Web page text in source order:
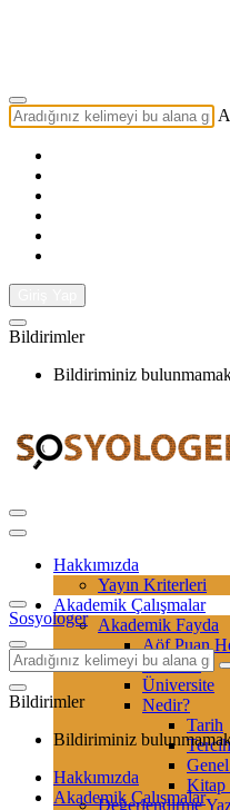
Bildirimler
Bildiriminiz
Hakkımızda
Yayın Kriterleri
Akademik Çalışmalar
Akademik Fayda
Aöf Puan
Sertifika
Üniversite
Nedir?
Tarih
Kitap
Değerlendirme
Sosyologer
Bildirimler
Bildiriminiz
Hakkımızda
Akademik Çalışmalar